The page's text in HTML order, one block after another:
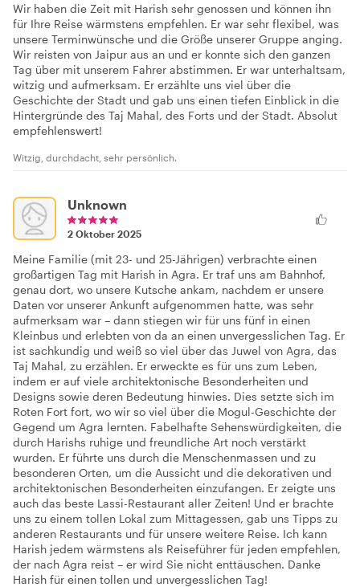
Wir haben die Zeit mit Harish sehr genossen und können ihn
für Ihre Reise wärmstens empfehlen. Er war sehr flexibel, was
unsere Terminwünsche und die Größe unserer Gruppe anging.
Wir reisten von Jaipur aus an und er konnte sich den ganzen
Tag über mit unserem Fahrer abstimmen. Er war unterhaltsam,
witzig und aufmerksam. Er erzählte uns viel über die
Geschichte der Stadt und gab uns einen tiefen Einblick in die
Hintergründe des Taj Mahal, des Forts und der Stadt. Absolut
empfehlenswert!
Witzig, durchdacht, sehr persönlich.
Unknown
2 Oktober 2025
Meine Familie (mit 23- und 25-Jährigen) verbrachte einen
großartigen Tag mit Harish in Agra. Er traf uns am Bahnhof,
genau dort, wo unsere Kutsche ankam, nachdem er unsere
Daten vor unserer Ankunft aufgenommen hatte, was sehr
aufmerksam war – dann stiegen wir für uns fünf in einen
Kleinbus und erlebten von da an einen unvergesslichen Tag. Er
ist sachkundig und weiß so viel über das Juwel von Agra, das
Taj Mahal, zu erzählen. Er erweckte es für uns zum Leben,
indem er auf viele architektonische Besonderheiten und
Designs sowie deren Bedeutung hinwies. Dies setzte sich im
Roten Fort fort, wo wir so viel über die Mogul-Geschichte der
Gegend um Agra lernten. Fabelhafte Sehenswürdigkeiten, die
durch Harishs ruhige und freundliche Art noch verstärkt
wurden. Er führte uns durch die Menschenmassen und zu
besonderen Orten, um die Aussicht und die dekorativen und
architektonischen Besonderheiten einzufangen. Er zeigte uns
auch das beste Lassi-Restaurant aller Zeiten! Und er brachte
uns zu einem tollen Lokal zum Mittagessen, gab uns Tipps zu
anderen Restaurants und für unsere weitere Reise. Ich kann
Harish jedem wärmstens als Reiseführer für jeden empfehlen,
der nach Agra reist – er wird Sie nicht enttäuschen. Danke
Harish für einen tollen und unvergesslichen Tag!